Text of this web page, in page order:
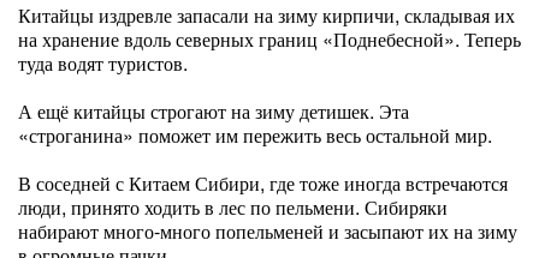
Китайцы издревле запасали на зиму кирпичи, складывая их
на хранение вдоль северных границ «Поднебесной». Теперь
туда водят туристов.
А ещё китайцы строгают на зиму детишек. Эта
«строганина» поможет им пережить весь остальной мир.
В соседней с Китаем Сибири, где тоже иногда встречаются
люди, принято ходить в лес по пельмени. Сибиряки
набирают много-много попельменей и засыпают их на зиму